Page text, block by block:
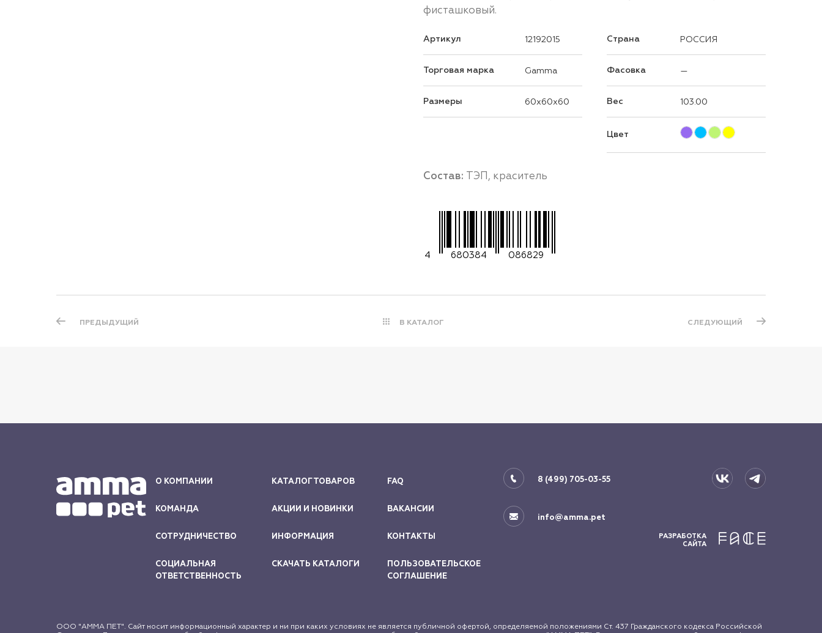
фисташковый.
Артикул 12192015
Торговая марка Gamma
Размеры 60x60x60
Страна РОССИЯ
Фасовка —
Вес 103.00
Цвет
Состав: ТЭП, краситель
4 680384 086829
ПРЕДЫДУЩИЙ В КАТАЛОГ СЛЕДУЮЩИЙ
О КОМПАНИИ
КОМАНДА
СОТРУДНИЧЕСТВО
СОЦИАЛЬНАЯ
ОТВЕТСТВЕННОСТЬ
КАТАЛОГ ТОВАРОВ
АКЦИИ И НОВИНКИ
ИНФОРМАЦИЯ
СКАЧАТЬ КАТАЛОГИ
FAQ
ВАКАНСИИ
КОНТАКТЫ
ПОЛЬЗОВАТЕЛЬСКОЕ
СОГЛАШЕНИЕ
8 (499) 705-03-55
info@amma.pet
РАЗРАБОТКА
САЙТА
ООО "АММА ПЕТ". Сайт носит информационный характер и ни при каких условиях не является публичной офертой, определяемой положениями Ст. 437 Гражданского кодекса Российской